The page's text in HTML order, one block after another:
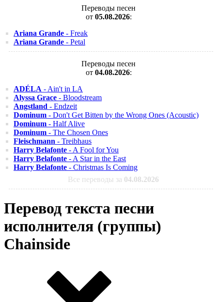
Переводы песен
от 05.08.2026:
Ariana Grande - Freak
Ariana Grande - Petal
Переводы песен
от 04.08.2026:
ADÉLA - Ain't in LA
Alyssa Grace - Bloodstream
Angstland - Endzeit
Dominum - Don't Get Bitten by the Wrong Ones (Acoustic)
Dominum - Half Alive
Dominum - The Chosen Ones
Fleischmann - Treibhaus
Harry Belafonte - A Fool for You
Harry Belafonte - A Star in the East
Harry Belafonte - Christmas Is Coming
Все переводы за 04.08.2026
Перевод текста песни
исполнителя (группы)
Chainside